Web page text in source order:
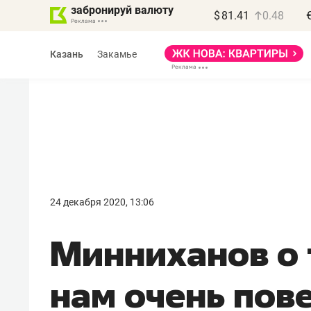
забронируй валюту $ 81.41 0.48
Казань Закамье
24 декабря 2020, 13:06
Минниханов о
нам очень
правил, бизнес может
потерять минимум